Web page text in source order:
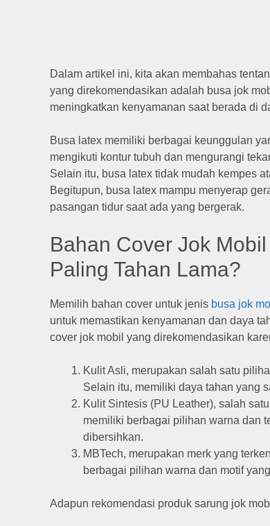
Dalam artikel ini, kita akan membahas
yang direkomendasikan adalah busa jok
meningkatkan kenyamanan saat berada di
Busa latex memiliki berbagai keunggulan
mengikuti kontur tubuh dan mengurangi
Selain itu, busa latex tidak mudah kempes
Begitupun, busa latex mampu menyerap
pasangan tidur saat ada yang bergerak.
Bahan Cover Jok
Paling Tahan Lama?
Memilih bahan cover untuk jenis busa jok
untuk memastikan kenyamanan dan daya
cover jok mobil yang direkomendasikan
Kulit Asli, merupakan salah satu
Selain itu, memiliki daya tahan yang
Kulit Sintesis (PU Leather), salah
memiliki berbagai pilihan warna dan
dibersihkan.
MBTech, merupakan merk yang
berbagai pilihan warna dan motif
Adapun rekomendasi produk sarung jok